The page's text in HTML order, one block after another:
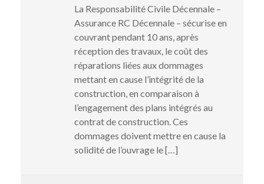
La Responsabilité Civile Décennale –
Assurance RC Décennale – sécurise en
couvrant pendant 10 ans, après
réception des travaux, le coût des
réparations liées aux dommages
mettant en cause l’intégrité de la
construction, en comparaison à
l’engagement des plans intégrés au
contrat de construction. Ces
dommages doivent mettre en cause la
solidité de l’ouvrage le […]